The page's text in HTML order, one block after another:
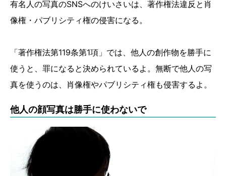
有名人の写真のSNSへのけいさいは、著作権法違反と肖
像権・パブリシティ権の侵害になる。
「著作権法第119条第1項」では、他人の創作物を勝手に
使うと、罪になると決められているよ。無断で他人の写
真を使うのは、肖像権やパブリシティ権も侵害するよ。
他人の顔写真は勝手に使わないで